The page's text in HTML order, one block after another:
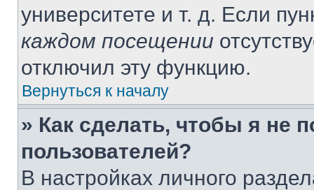
университете и т. д. Если
каждом посещении
отключил эту функцию.
Вернуться к началу
» Как сделать, чтобы я не
пользователей?
В настройках личного